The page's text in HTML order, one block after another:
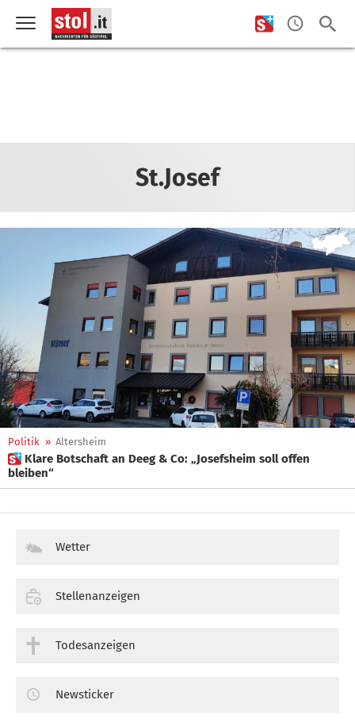
St.Josef
Politik » Altersheim
 Klare Botschaft an Deeg & Co: „Josefsheim soll offen
bleiben“
Wetter
Stellenanzeigen
Todesanzeigen
Newsticker